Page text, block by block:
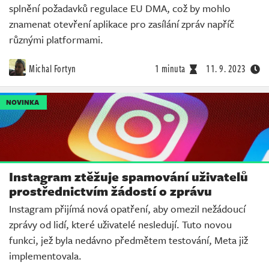
splnění požadavků regulace EU DMA, což by mohlo
znamenat otevření aplikace pro zasílání zpráv napříč
různými platformami.
Michal Fortyn 1 minuta 11. 9. 2023
NOVINKA
Instagram ztěžuje spamování uživatelů
prostřednictvím žádostí o zprávu
Instagram přijímá nová opatření, aby omezil nežádoucí
zprávy od lidí, které uživatelé nesledují. Tuto novou
funkci, jež byla nedávno předmětem testování, Meta již
implementovala.